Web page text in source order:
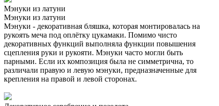
Мэнуки из латуни
Мэнуки из латуни
Мэнуки - декоративная бляшка, которая монтировалась на
рукоять меча под оплётку цукамаки. Помимо чисто
декоративных функций выполняла функции повышения
сцепления руки и рукояти. Мэнуки часто могли быть
парными. Если их композиция была не симметрична, то
различали правую и левую мэнуки, предназначенные для
крепления на правой и левой сторонах.